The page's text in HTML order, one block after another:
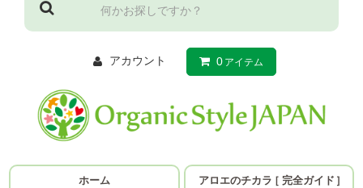
アカウント 0 アイテム
ホーム アロエのチカラ［完全ガイド］